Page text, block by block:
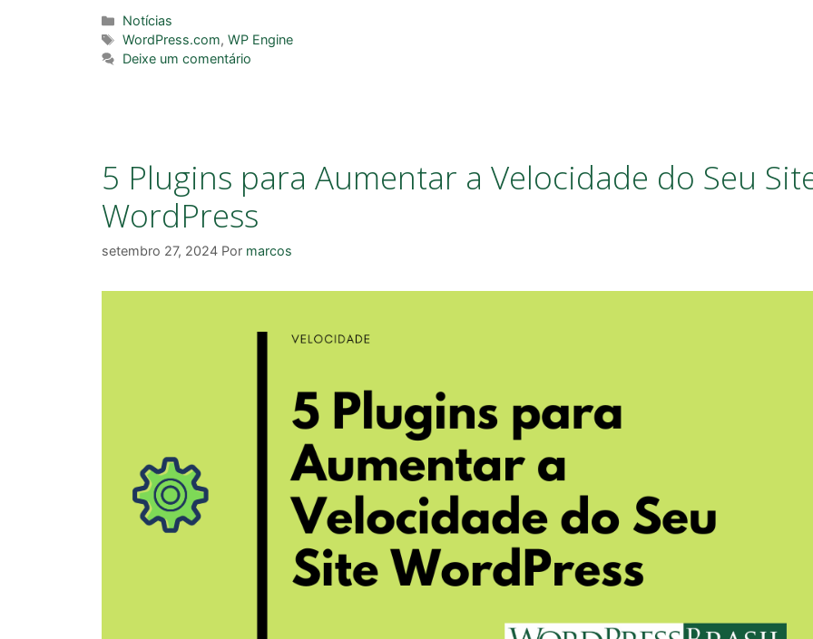
Categorias
Notícias
Tags
WordPress.com,WP Engine
Deixe um comentário
5 Plugins para Aumentar a Velocidade do Seu
WordPress
setembro 27, 2024 Por marcos